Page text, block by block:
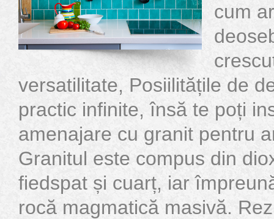
cum
versatilitate, Posiilitățile de
practic infinite, însă te poți
amenajare cu granit pentru
Granitul este compus din
fiedspat și cuarț, iar
rocă magmatică masivă.